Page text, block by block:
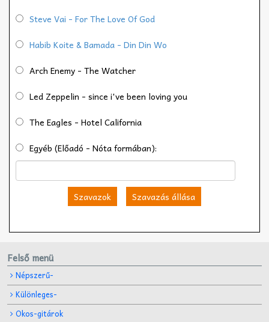
Steve Vai - For The Love Of God
Habib Koite & Bamada - Din Din Wo
Arch Enemy - The Watcher
Led Zeppelin - since i've been loving you
The Eagles - Hotel California
Egyéb (Előadó - Nóta formában):
Szavazok Szavazás állása
Felső menü
Népszerű-
Különleges-
Okos-gitárok